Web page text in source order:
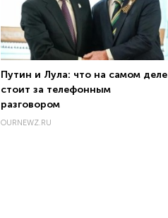
Путин и Лула: что на самом деле
стоит за телефонным
разговором
OURNEWZ.RU